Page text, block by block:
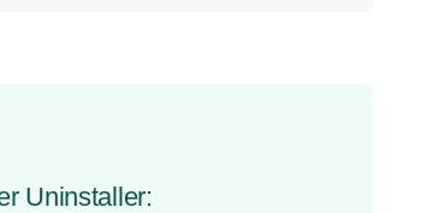
Uninstaller: